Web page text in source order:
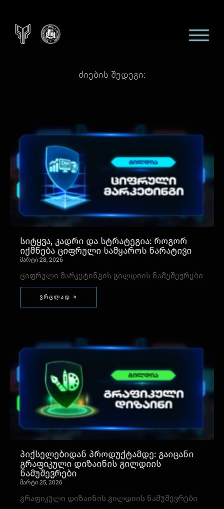
ძიების შედეგი:
სიტყვა, კადრი და სტრატეგია: როგორ
იქმნება ციფრული სამყაროს ნარატივი
მარტი 28, 2026
ციფრული მარკეტინგის გილდიის ნამუშევრები
ვრცლად »
პიქსელებიდან პროდუქტამდე: გაიცანი
გრაფიკული დიზაინის გილდიის
ნამუშევრები
მარტი 25, 2026
გრაფიკული დიზაინის გილდიის ნამუშევრები